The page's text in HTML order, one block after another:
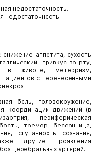
недостаточность.
недостаточность.
снижение аппетита, сухость
привкус во рту,
в животе, метеоризм,
пациентов с перенесенными
боль, головокружение,
координации движений (в
периферическая
тремор, бессонница,
спутанность сознания,
другие проявления
церебральных артерий.